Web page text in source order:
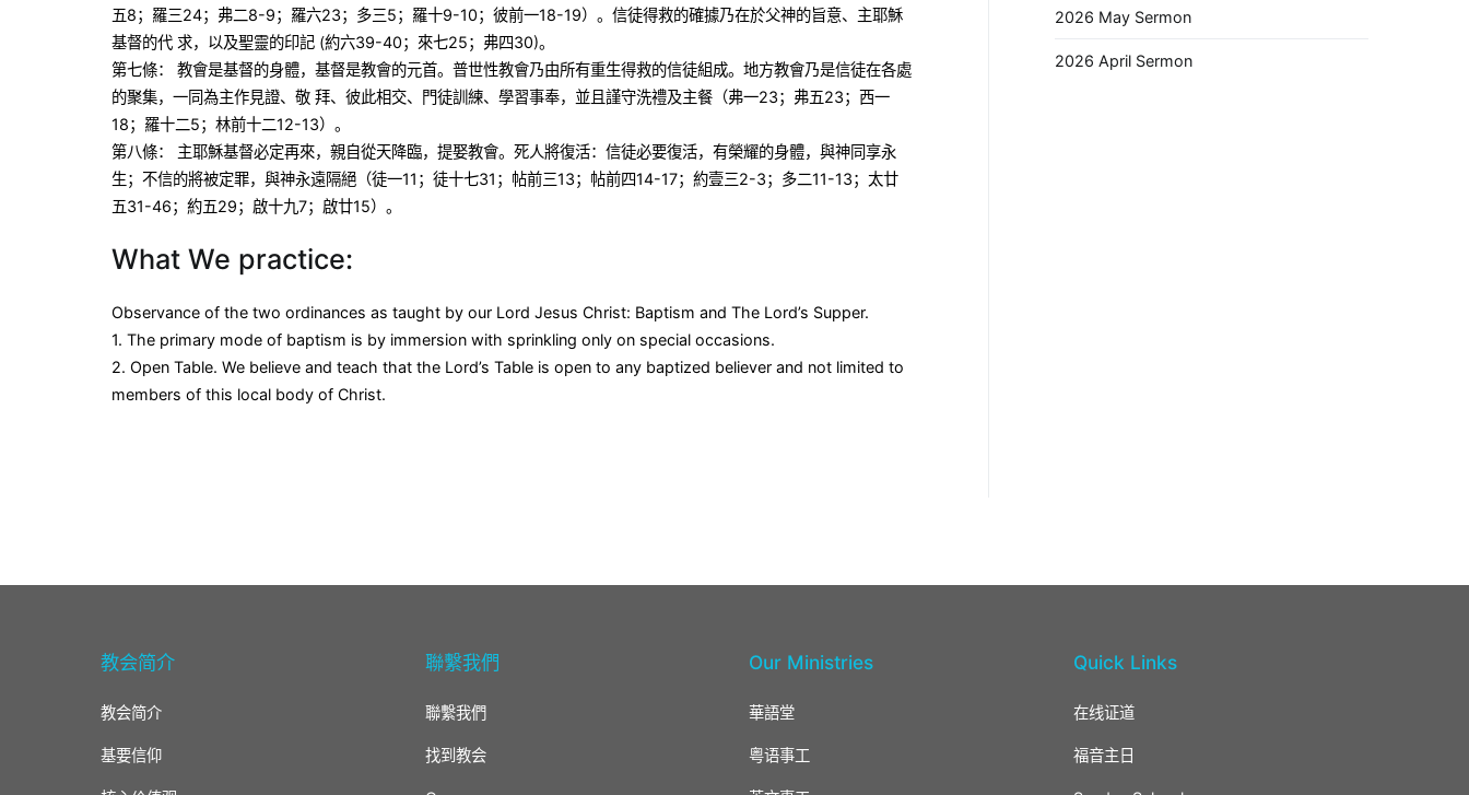
五8；羅三24；弗二8-9；羅六23；多三5；羅十9-10；彼前一18-19）。信徒得救的確據乃在於父神的旨意、主耶穌
基督的代 求，以及聖靈的印記 (約六39-40；來七25；弗四30)。
第七條： 教會是基督的身體，基督是教會的元首。普世性教會乃由所有重生得救的信徒組成。地方教會乃是信徒在各處
的聚集，一同為主作見證、敬 拜、彼此相交、門徒訓練、學習事奉，並且謹守洗禮及主餐（弗一23；弗五23；西一
18；羅十二5；林前十二12-13）。
第八條： 主耶穌基督必定再來，親自從天降臨，提娶教會。死人將復活：信徒必要復活，有榮耀的身體，與神同享永
生；不信的將被定罪，與神永遠隔絕（徒一11；徒十七31；帖前三13；帖前四14-17；約壹三2-3；多二11-13；太廿
五31-46；約五29；啟十九7；啟廿15）。
What We practice:
Observance of the two ordinances as taught by our Lord Jesus Christ: Baptism and The Lord’s Supper.
1. The primary mode of baptism is by immersion with sprinkling only on special occasions.
2. Open Table. We believe and teach that the Lord’s Table is open to any baptized believer and not limited to
members of this local body of Christ.
2026 May Sermon
2026 April Sermon
教会简介
教会简介
基要信仰
聯繫我們
聯繫我們
找到教会
Our Ministries
華語堂
粤语事工
Quick Links
在线证道
福音主日